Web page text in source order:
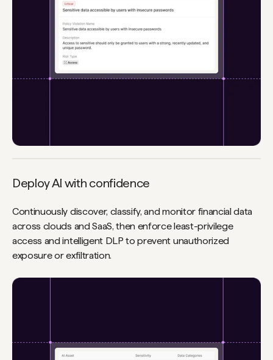
Deploy AI with confidence
Continuously discover, classify, and monitor financial data
across clouds and SaaS, then enforce least-privilege
access and intelligent DLP to prevent unauthorized
exposure or exfiltration.